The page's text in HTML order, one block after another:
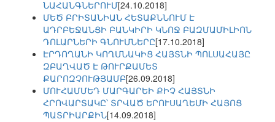
ՆԱՀԱՆԳՆԵՐՈՒՄ[24.10.2018]
ՄԵԾ ԲՐԻՏԱՆԻԱՆ ՀԵՏԱՔՆՆՈՒՄ Է
ԱԴՐԲԵՋԱՆՑԻ ԲԱՆԿԻՐԻ ԿՆՈՋ ԲԱԶՄԱՄԻԼԻՈՆ
ԴՈԼԱՐՆԵՐԻ ԳՆՈՒՄՆԵՐԸ[17.10.2018]
ԷՐԴՈՂԱՆԻ ԿՈՂՄՆԱԿԻՑ ՀԱՅՏՆԻ ՊՈԼՍԱՀԱՅԸ
ԶԲԱՂՎԱԾ Է ԹՈՒՐՔԱՄԵՏ
ՔԱՐՈԶՉՈՒԹՅԱՄԲ[26.09.2018]
ՄՈՒՀԱՄՄԵԴ ՄԱՐԳԱՐԵԻ ՔԻՉ ՀԱՅՏՆԻ
ՀՐՈՎԱՐՏԱԿԸ՝ ՏՐՎԱԾ ԵՐՈՒՍԱՂԵՄԻ ՀԱՅՈՑ
ՊԱՏՐԻԱՐՔԻՆ[14.09.2018]